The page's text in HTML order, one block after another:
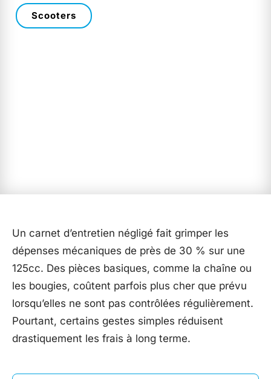
Scooters
Un carnet d’entretien négligé fait grimper les
dépenses mécaniques de près de 30 % sur une
125cc. Des pièces basiques, comme la chaîne ou
les bougies, coûtent parfois plus cher que prévu
lorsqu’elles ne sont pas contrôlées régulièrement.
Pourtant, certains gestes simples réduisent
drastiquement les frais à long terme.